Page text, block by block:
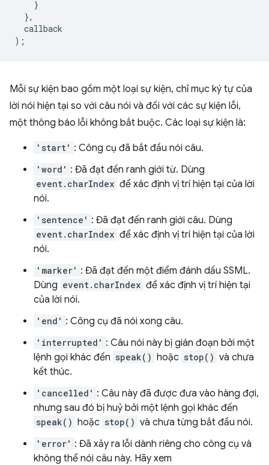
}
},
callback
);
Mỗi sự kiện bao gồm một loại sự kiện, chỉ mục ký tự của
lời nói hiện tại so với câu nói và đối với các sự kiện lỗi,
một thông báo lỗi không bắt buộc. Các loại sự kiện là:
'start' : Công cụ đã bắt đầu nói câu.
'word' : Đã đạt đến ranh giới từ. Dùng
event.charIndex để xác định vị trí hiện tại của lời
nói.
'sentence' : Đã đạt đến ranh giới câu. Dùng
event.charIndex để xác định vị trí hiện tại của lời
nói.
'marker' : Đã đạt đến một điểm đánh dấu SSML.
Dùng event.charIndex để xác định vị trí hiện tại
của lời nói.
'end' : Công cụ đã nói xong câu.
'interrupted' : Câu nói này bị gián đoạn bởi một
lệnh gọi khác đến speak() hoặc stop() và chưa
kết thúc.
'cancelled' : Câu này đã được đưa vào hàng đợi,
nhưng sau đó bị huỷ bởi một lệnh gọi khác đến
speak() hoặc stop() và chưa từng bắt đầu nói.
'error' : Đã xảy ra lỗi dành riêng cho công cụ và
không thể nói câu này. Hãy xem